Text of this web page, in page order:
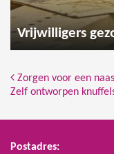
Bericht
Zorgen voor een
Zelf ontworpen
Postadres: